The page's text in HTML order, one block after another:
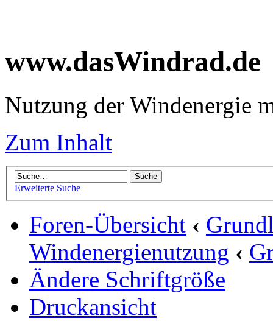
www.dasWindrad.de
Nutzung der Windenergie
Zum Inhalt
Erweiterte Suche
Foren-Übersicht ‹
Windenergienutzung ‹
Ändere Schriftgröße
Druckansicht